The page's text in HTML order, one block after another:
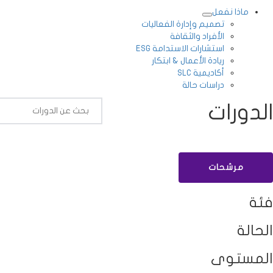
ماذا نفعل
تصميم وإدارة الفعاليات
الأفراد والثقافة
استشارات الاستدامة ESG
ريادة الأعمال & ابتكار
أكاديمية SLC
دراسات حالة
الدورات
مرشحات
فئة
الحالة
المستوى